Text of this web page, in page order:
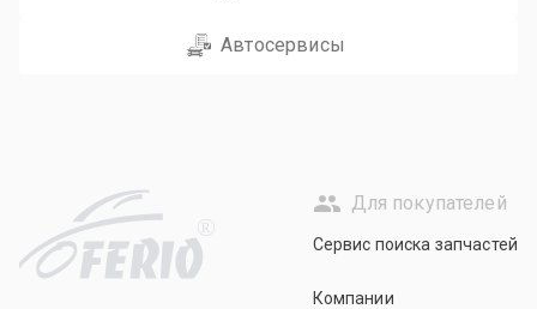
Автосервисы
R
Для покупателей
Сервис поиска запчастей
Компании